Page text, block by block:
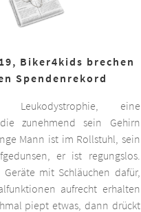
Biker4kids brechen
Spendenrekord
eine
zunehmend sein Gehirn
Mann ist im Rollstuhl, sein
er ist regungslos.
Geräte mit Schläuchen dafür,
aufrecht erhalten
piept etwas, dann drückt